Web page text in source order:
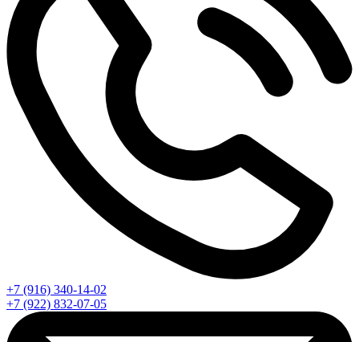
+7 (916) 340-14-02
+7 (922) 832-07-05